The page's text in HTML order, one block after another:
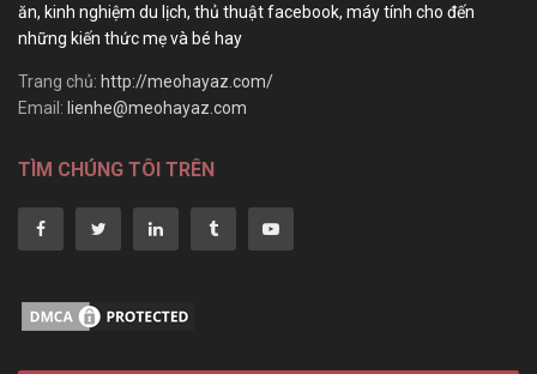
ăn, kinh nghiệm du lịch, thủ thuật facebook, máy tính cho đến
những kiến thức mẹ và bé hay
Trang chủ: http://meohayaz.com/
Email: lienhe@meohayaz.com
TÌM CHÚNG TÔI TRÊN